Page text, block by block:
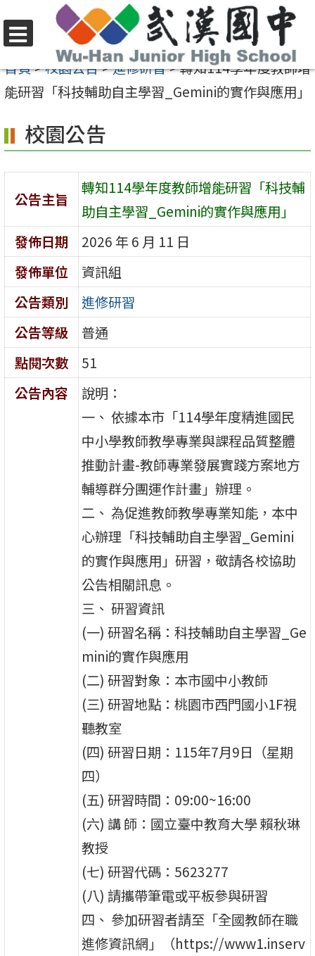
至
要
容
區
選
單
首頁>校園公告>進修研習>轉知114學年度教師增
能研習「科技輔助自主學習_Gemini的實作與應用」
校園公告
公告主旨
轉知114學年度教師增能研習「科技輔
助自主學習_Gemini的實作與應用」
發佈日期
2026 年 6 月 11 日
發佈單位
資訊組
公告類別
進修研習
公告等級
普通
點閱次數
51
公告內容
說明：
一、 依據本市「114學年度精進國民
中小學教師教學專業與課程品質整體
推動計畫-教師專業發展實踐方案地方
輔導群分團運作計畫」辦理。
二、 為促進教師教學專業知能，本中
心辦理「科技輔助自主學習_Gemini
的實作與應用」研習，敬請各校協助
公告相關訊息。
三、 研習資訊
(一) 研習名稱：科技輔助自主學習_Ge
mini的實作與應用
(二) 研習對象：本市國中小教師
(三) 研習地點：桃園市西門國小1F視
聽教室
(四) 研習日期：115年7月9日（星期
四）
(五) 研習時間：09:00~16:00
(六) 講 師：國立臺中教育大學 賴秋琳
教授
(七) 研習代碼：5623277
(八) 請攜帶筆電或平板參與研習
四、 參加研習者請至「全國教師在職
進修資訊網」（https://www1.inserv